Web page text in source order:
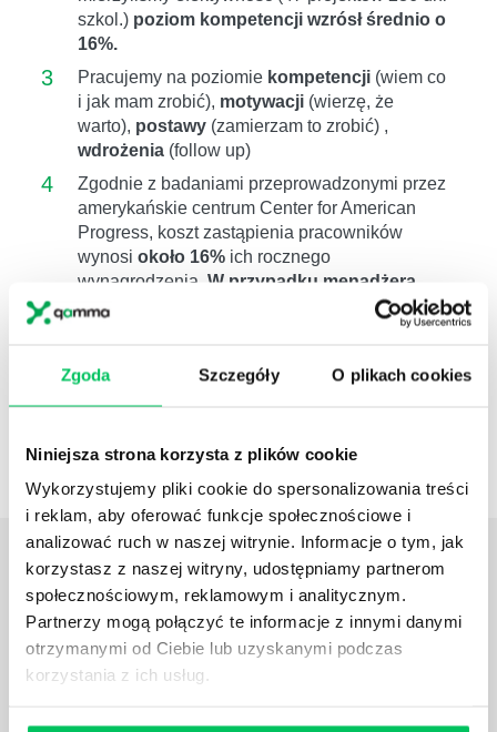
Zgoda Szczegóły O plikach cookies
Niniejsza strona korzysta z plików cookie
Wykorzystujemy pliki cookie do spersonalizowania treści
i reklam, aby oferować funkcje społecznościowe i
analizować ruch w naszej witrynie. Informacje o tym, jak
korzystasz z naszej witryny, udostępniamy partnerom
społecznościowym, reklamowym i analitycznym.
Partnerzy mogą połączyć te informacje z innymi danymi
otrzymanymi od Ciebie lub uzyskanymi podczas
korzystania z ich usług.
szkol.) poziom kompetencji wzrósł średnio o
16%.
3 Pracujemy na poziomie kompetencji (wiem co
i jak mam zrobić), motywacji (wierzę, że
warto), postawy (zamierzam to zrobić) ,
wdrożenia (follow up)
4
Zgodnie z badaniami przeprowadzonymi przez
amerykańskie centrum Center for American
Progress, koszt zastąpienia pracowników
wynosi około 16% ich rocznego
wynagrodzenia. W przypadku menadżera
zwiększa się do 100%.
Prawo budowlane 2026
Nowelizacja prawa budowlanego 2026
Nowe prawo budowlane
Prawo budowlane 2026 – zmiany
OPINIEO SZKOLENIACH
Projekty szkoleniowe Gammy zawierają moduły
mierzące efektywność szkolenia. Pozwalają ocenić
firmę szkoleniową oraz rozwój poszczególnych
uczestników.
Dariusz WiśniewskiZastępca dyrektora Centrum